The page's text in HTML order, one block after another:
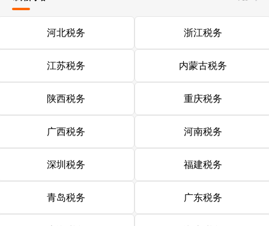
河北税务 浙江税务
江苏税务 内蒙古税务
陕西税务 重庆税务
广西税务 河南税务
深圳税务 福建税务
青岛税务 广东税务